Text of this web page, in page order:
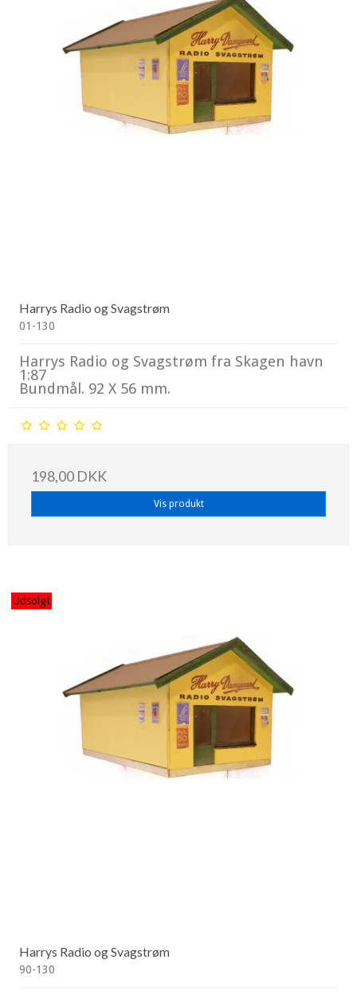
Harrys Radio og Svagstrøm
01-130
Harrys Radio og Svagstrøm fra Skagen havn
1:87
Bundmål. 92 X 56 mm.
198,00 DKK
Vis produkt
Udsolgt
Harrys Radio og Svagstrøm
90-130